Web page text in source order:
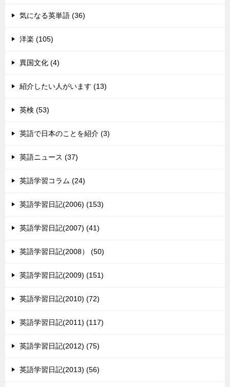
気になる英単語 (36)
洋楽 (105)
異国文化 (4)
紹介したい人がいます (13)
英検 (53)
英語で日本のことを紹介 (3)
英語ニュース (37)
英語学習コラム (24)
英語学習日記(2006) (153)
英語学習日記(2007) (41)
英語学習日記(2008） (50)
英語学習日記(2009) (151)
英語学習日記(2010) (72)
英語学習日記(2011) (117)
英語学習日記(2012) (75)
英語学習日記(2013) (56)